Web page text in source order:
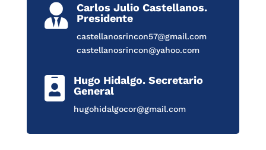

Carlos Julio Castellanos.
Presidente
castellanosrincon57@gmail.com
castellanosrincon@yahoo.com

Hugo Hidalgo. Secretario
General
hugohidalgocor@gmail.com